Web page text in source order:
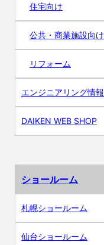
住宅向け
公共・商業施設向け
リフォーム
エンジニアリング情報
DAIKEN WEB SHOP
ショールーム
札幌ショールーム
仙台ショールーム